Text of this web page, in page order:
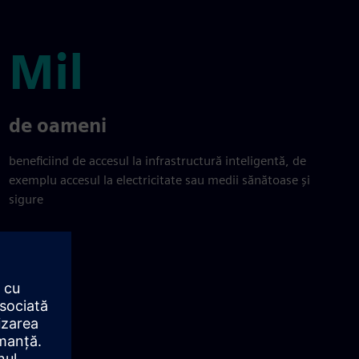
Mil
Mil
de oameni
beneficiind de accesul la infrastructură inteligentă, de
exemplu accesul la electricitate sau medii sănătoase și
sigure